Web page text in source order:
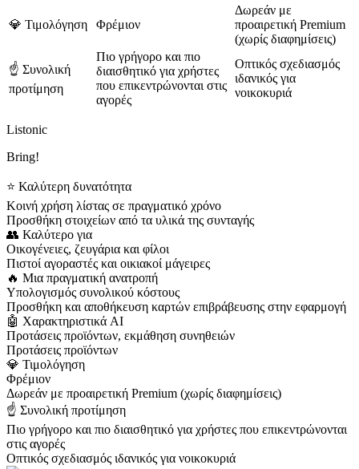
💎 Τιμολόγηση Φρέμιον
Δωρεάν με
προαιρετική Premium
(χωρίς διαφημίσεις)
☝️ Συνολική
προτίμηση
Πιο γρήγορο και πιο
διαισθητικό για χρήστες
που επικεντρώνονται στις
αγορές
Οπτικός σχεδιασμός
ιδανικός για
νοικοκυριά
Listonic
Bring!
⭐ Καλύτερη δυνατότητα
Κοινή χρήση λίστας σε πραγματικό χρόνο
Προσθήκη στοιχείων από τα υλικά της συνταγής
👥 Καλύτερο για
Οικογένειες, ζευγάρια και φίλοι
Πιστοί αγοραστές και οικιακοί μάγειρες
🔥 Μια πραγματική ανατροπή
Υπολογισμός συνολικού κόστους
Προσθήκη και αποθήκευση καρτών επιβράβευσης στην εφαρμογή
🤖 Χαρακτηριστικά AI
Προτάσεις προϊόντων, εκμάθηση συνηθειών
Προτάσεις προϊόντων
💎 Τιμολόγηση
Φρέμιον
Δωρεάν με προαιρετική Premium (χωρίς διαφημίσεις)
☝️ Συνολική προτίμηση
Πιο γρήγορο και πιο διαισθητικό για χρήστες που επικεντρώνονται
στις αγορές
Οπτικός σχεδιασμός ιδανικός για νοικοκυριά